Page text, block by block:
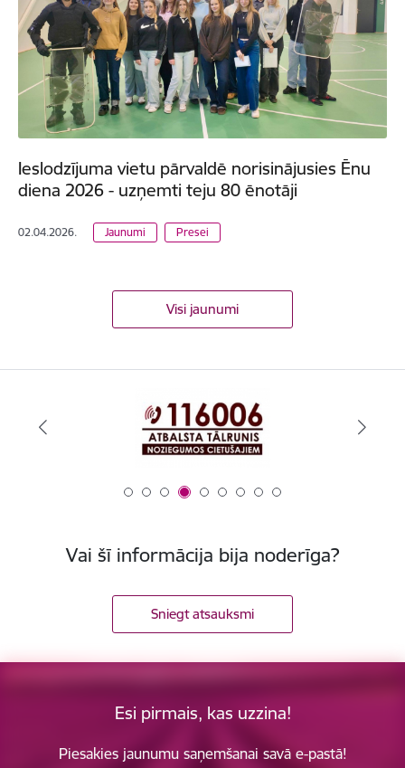
Ieslodzījuma vietu pārvaldē norisinājusies Ēnu
diena 2026 - uzņemti teju 80 ēnotāji
02.04.2026. Jaunumi Presei
Visi jaunumi
Vai šī informācija bija noderīga?
Sniegt atsauksmi
Esi pirmais, kas uzzina!
Piesakies jaunumu saņemšanai savā e-pastā!